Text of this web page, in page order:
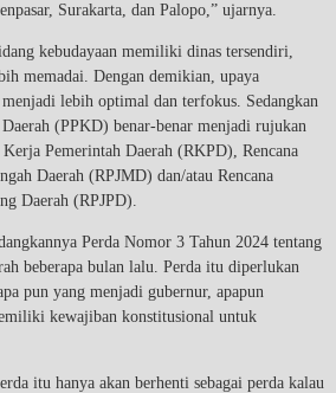
Surakarta, dan Palopo,” ujarnya.
kebudayaan memiliki dinas tersendiri,
memadai. Dengan demikian, upaya
lebih optimal dan terfokus. Sedangkan
(PPKD) benar-benar menjadi rujukan
Kerja Pemerintah Daerah (RKPD), Rencana
Daerah (RPJMD) dan/atau Rencana
Daerah (RPJPD).
Perda Nomor 3 Tahun 2024 tentang
beberapa bulan lalu. Perda itu diperlukan
pun yang menjadi gubernur, apapun
kewajiban konstitusional untuk
itu hanya akan berhenti sebagai perda kalau